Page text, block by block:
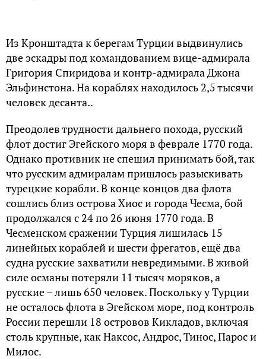
Из Кронштадта к берегам Турции выдвинулись
две эскадры под командованием вице-адмирала
Григория Спиридова и контр-адмирала Джона
Эльфинстона. На кораблях находилось 2,5 тысячи
человек десанта..
Преодолев трудности дальнего похода, русский
флот достиг Эгейского моря в феврале 1770 года.
Однако противник не спешил принимать бой, так
что русским адмиралам пришлось разыскивать
турецкие корабли. В конце концов два флота
сошлись близ острова Хиос и города Чесма, бой
продолжался с 24 по 26 июня 1770 года. В
Чесменском сражении Турция лишилась 15
линейных кораблей и шести фрегатов, ещё два
судна русские захватили невредимыми. В живой
силе османы потеряли 11 тысяч моряков, а
русские – лишь 650 человек. Поскольку у Турции
не осталось флота в Эгейском море, под контроль
России перешли 18 островов Кикладов, включая
столь крупные, как Наксос, Андрос, Тинос, Парос и
Милос.